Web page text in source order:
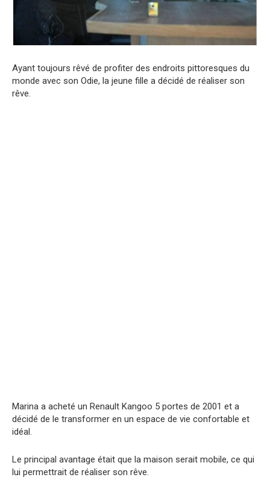
Ayant toujours rêvé de profiter des endroits pittoresques du
monde avec son Odie, la jeune fille a décidé de réaliser son
rêve.
Marina a acheté un Renault Kangoo 5 portes de 2001 et a
décidé de le transformer en un espace de vie confortable et
idéal.
Le principal avantage était que la maison serait mobile, ce qui
lui permettrait de réaliser son rêve.